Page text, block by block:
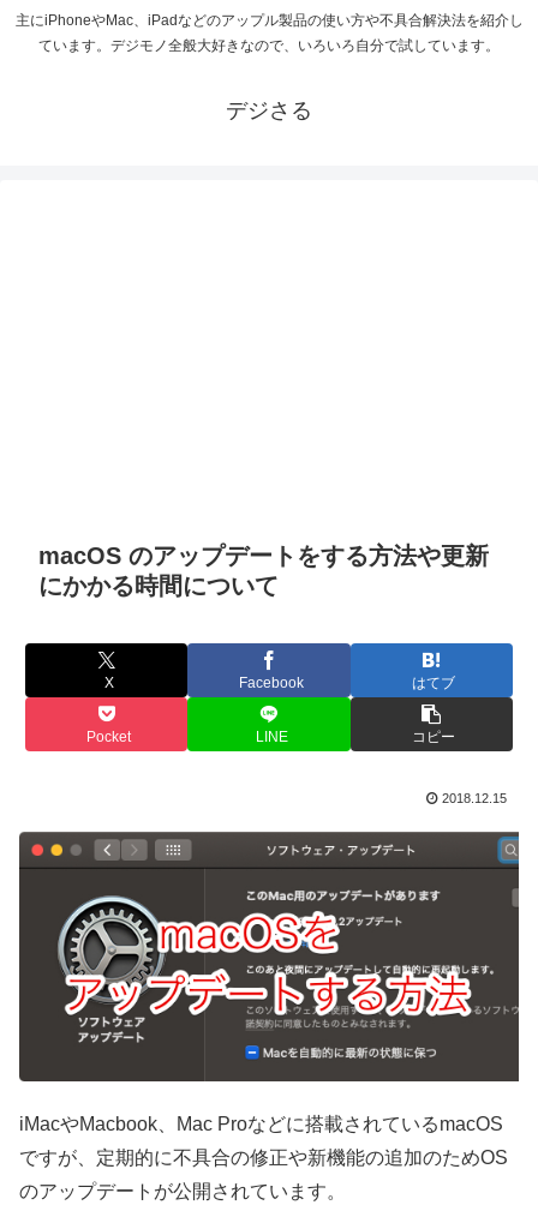
主にiPhoneやMac、iPadなどのアップル製品の使い方や不具合解決法を紹介し
ています。デジモノ全般大好きなので、いろいろ自分で試しています。
デジさる
macOS のアップデートをする方法や更新
にかかる時間について
X Facebook はてブ
Pocket LINE コピー
2018.12.15
iMacやMacbook、Mac Proなどに搭載されているmacOS
ですが、定期的に不具合の修正や新機能の追加のためOS
のアップデートが公開されています。